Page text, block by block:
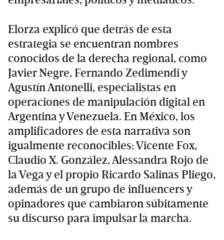
Elorza explicó que detrás de esta
estrategia se encuentran nombres
conocidos de la derecha regional, como
Javier Negre, Fernando Zedimendi y
Agustín Antonelli, especialistas en
operaciones de manipulación digital en
Argentina y Venezuela. En México, los
amplificadores de esta narrativa son
igualmente reconocibles: Vicente Fox,
Claudio X. González, Alessandra Rojo de
la Vega y el propio Ricardo Salinas Pliego,
además de un grupo de influencers y
opinadores que cambiaron súbitamente
su discurso para impulsar la marcha.